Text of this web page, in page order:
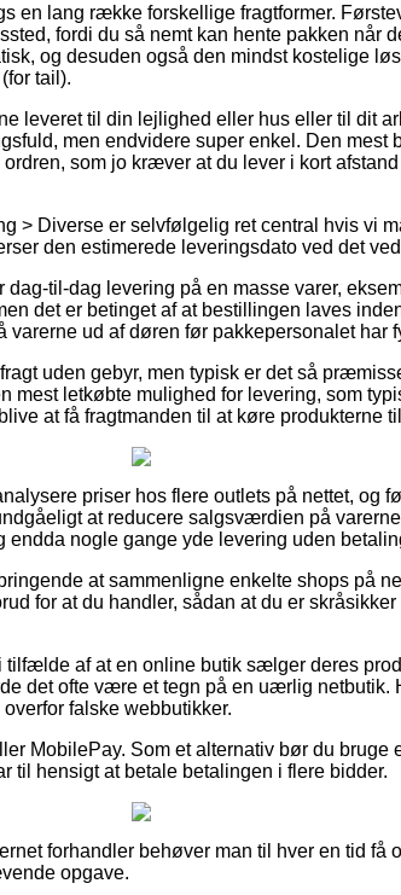
en lang række forskellige fragtformer.
fordi du så nemt kan hente pakken når
og desuden også den mindst kostelige
tail).
leveret til din lejlighed eller hus eller til dit
men endvidere super enkel. Den mest
som jo kræver at du lever i kort
> Diverse er selvfølgelig ret central hvis vi
den estimerede leveringsdato ved det
til-dag levering på en masse varer,
det er betinget af at bestillingen laves
varerne ud af døren før pakkepersonalet har
uden gebyr, men typisk er det så
mest letkøbte mulighed for levering, som
at få fragtmanden til at køre produkterne
priser hos flere outlets på nettet, og
at reducere salgsværdien på
endda nogle gange yde levering uden
at sammenligne enkelte shops på
for at du handler, sådan at du er
tilfælde af at en online butik sælger deres
det ofte være et tegn på en uærlig netbutik.
falske webbutikker.
MobilePay. Som et alternativ bør du bruge
til hensigt at betale betalingen i flere bidder.
forhandler behøver man til hver en tid få
opgave.